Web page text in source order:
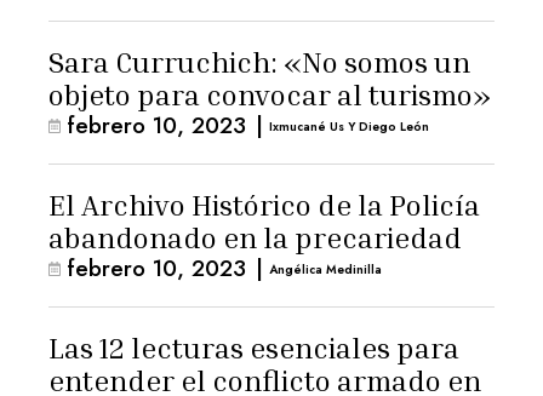
Sara Curruchich: «No somos un
objeto para convocar al turismo»
febrero 10, 2023 | Ixmucané Us Y Diego León
El Archivo Histórico de la Policía
abandonado en la precariedad
febrero 10, 2023 | Angélica Medinilla
Las 12 lecturas esenciales para
entender el conflicto armado en